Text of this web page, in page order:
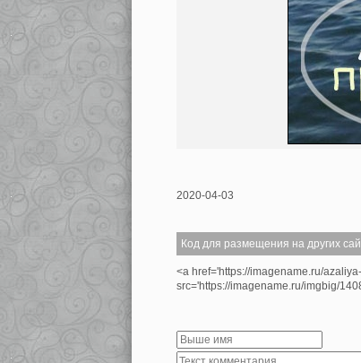
2020-04-03
Код для размещения на других
<a href='https://imagename.ru/
src='https://imagename.ru/imgbig/